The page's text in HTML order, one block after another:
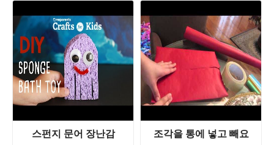
스펀지 문어 장난감 조각을 통에 넣고 빼요